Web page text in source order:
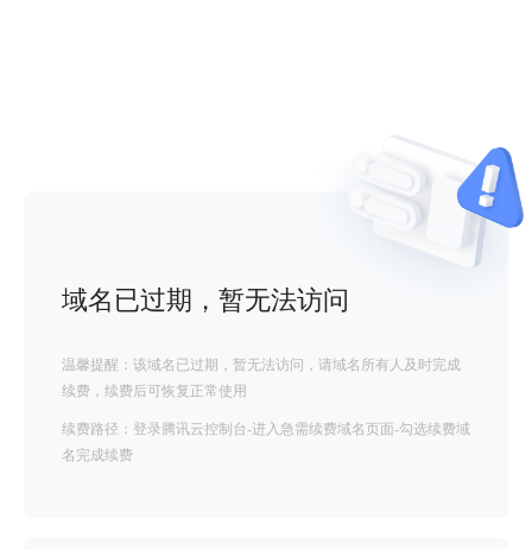
域名已过期，暂无法访问
温馨提醒：该域名已过期，暂无法访问，请域名所有人及时完成
续费，续费后可恢复正常使用
续费路径：登录腾讯云控制台-进入急需续费域名页面-勾选续费域
名完成续费